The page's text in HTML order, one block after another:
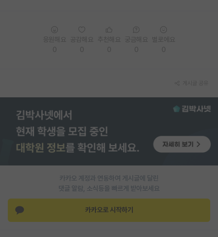
이벤트
반도체 아카데미
재팬라운지 🌸
카카오 계정과 연동하여 게시글에 달린
댓글 알람, 소식등을 빠르게 받아보세요
카카오로 시작하기